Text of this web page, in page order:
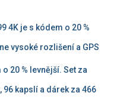
4K je s kódem o 20 %
vysoké rozlišení a GPS
20 % levnější. Set za
96 kapslí a dárek za 466